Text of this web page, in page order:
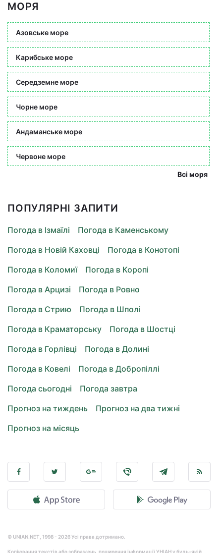
МОРЯ
Азовське море
Карибське море
Середземне море
Чорне море
Андаманське море
Червоне море
Всі моря
ПОПУЛЯРНІ ЗАПИТИ
Погода в Ізмаїлі
Погода в Каменському
Погода в Новій Каховці
Погода в Конотопі
Погода в Коломиї
Погода в Коропі
Погода в Арцизі
Погода в Ровно
Погода в Стрию
Погода в Шполі
Погода в Краматорську
Погода в Шостці
Погода в Горлівці
Погода в Долині
Погода в Ковелі
Погода в Добропіллі
Погода сьогодні
Погода завтра
Прогноз на тиждень
Прогноз на два тижні
Прогноз на місяць
© UNIAN.NET, 1998 - 2026 Усі права дотримано.
Копіювання текстів або зображень, поширення інформації УНІАН у будь-якій